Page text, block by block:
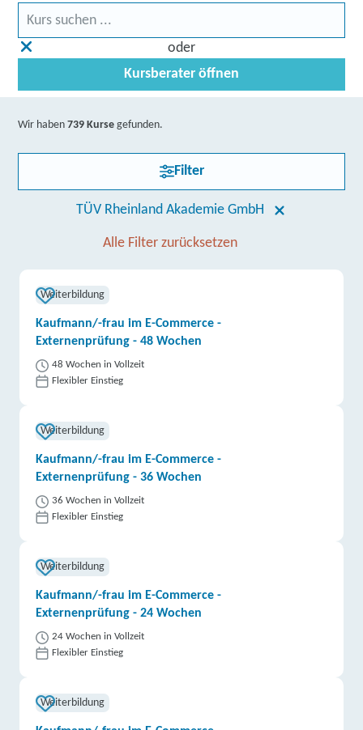
oder
Kursberater öffnen
Wir haben739 Kurse gefunden.
Filter
TÜV Rheinland Akademie GmbH
Alle Filter zurücksetzen
Weiterbildung
Kaufmann/-frau im E-Commerce -
Externenprüfung - 48 Wochen
48 Wochen in Vollzeit
Flexibler Einstieg
Weiterbildung
Kaufmann/-frau im E-Commerce -
Externenprüfung - 36 Wochen
36 Wochen in Vollzeit
Flexibler Einstieg
Weiterbildung
Kaufmann/-frau im E-Commerce -
Externenprüfung - 24 Wochen
24 Wochen in Vollzeit
Flexibler Einstieg
Weiterbildung